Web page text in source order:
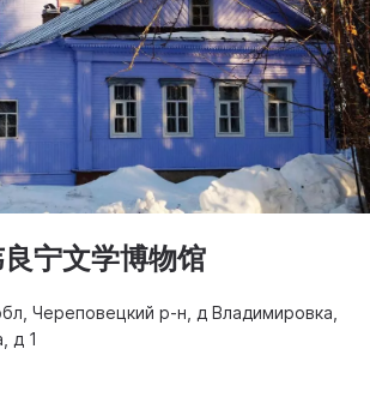
宁文学博物馆
Череповецкий р-н, д Владимировка,
д 1